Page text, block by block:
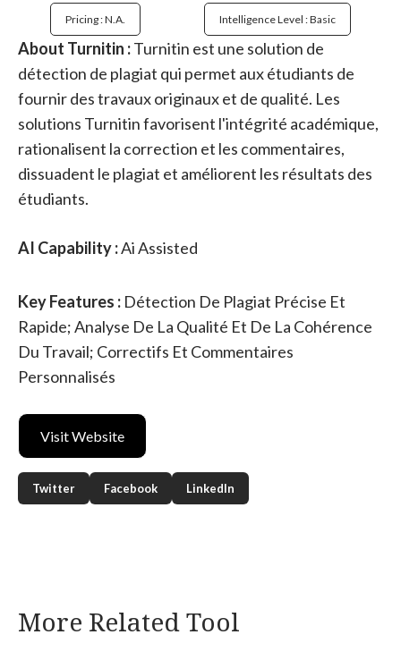
Pricing : N.a. Intelligence Level : Basic
About Turnitin :Turnitin est une solution de
détection de plagiat qui permet aux étudiants de
fournir des travaux originaux et de qualité. Les
solutions Turnitin favorisent l'intégrité académique,
rationalisent la correction et les commentaires,
dissuadent le plagiat et améliorent les résultats des
étudiants.
AI Capability :Ai Assisted
Key Features : Détection De Plagiat Précise Et
Rapide; Analyse De La Qualité Et De La Cohérence
Du Travail; Correctifs Et Commentaires
Personnalisés
Visit Website
Twitter Facebook LinkedIn
More Related Tool